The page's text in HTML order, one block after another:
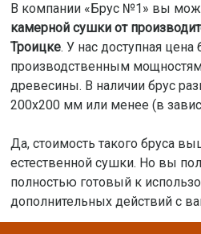
В компании «Брус №1» вы
камерной сушки от
Троицке. У нас доступная
производственным
древесины. В наличии брус
200x200 мм или менее (в
Да, стоимость такого бруса
естественной сушки. Но вы
полностью готовый к
дополнительных действий с